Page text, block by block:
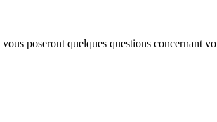
vous poseront quelques questions concernant